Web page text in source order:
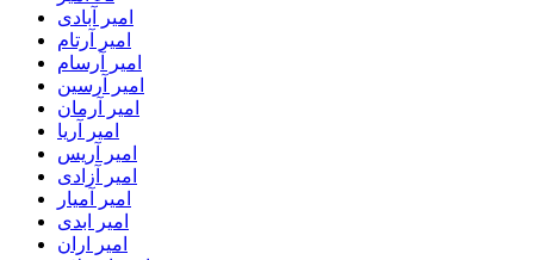
امیر آبادی
امیر آرتام
امیر آرسام
امیر آرسین
امیر آرمان
امیر آریا
امیر آریس
امیر آزادی
امیر آمیار
امیر ابدی
امیر اران